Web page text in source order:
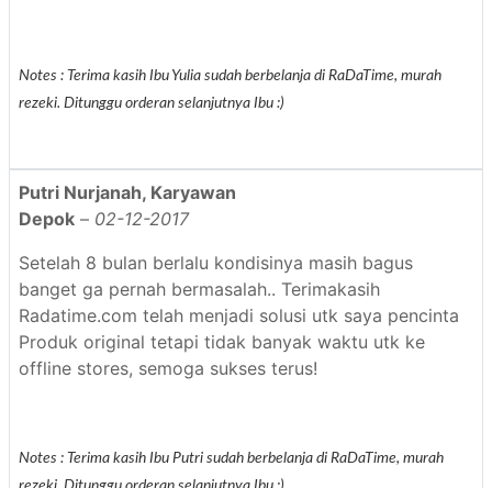
Notes : Terima kasih Ibu Yulia sudah berbelanja di RaDaTime, murah
rezeki. Ditunggu orderan selanjutnya Ibu :)
Putri Nurjanah, Karyawan
Depok – 02-12-2017
Setelah 8 bulan berlalu kondisinya masih bagus
banget ga pernah bermasalah.. Terimakasih
Radatime.com telah menjadi solusi utk saya pencinta
Produk original tetapi tidak banyak waktu utk ke
offline stores, semoga sukses terus!
Notes : Terima kasih Ibu Putri sudah berbelanja di RaDaTime, murah